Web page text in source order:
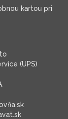
kartou pri
(UPS)